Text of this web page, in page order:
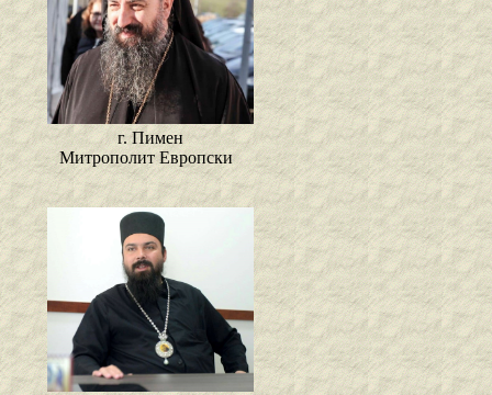
г. Пимен
Митрополит Европски